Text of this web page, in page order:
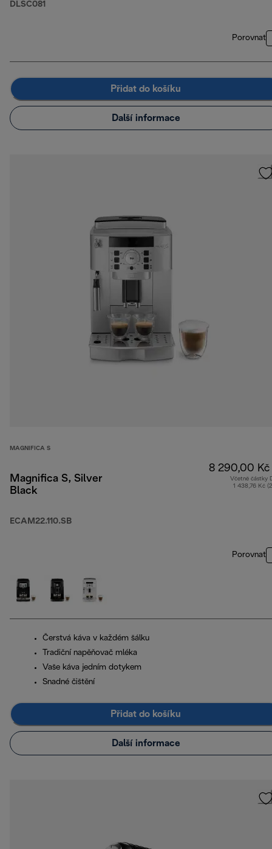
DLSC081
Porovnat
Přidat do košíku
Další informace
MAGNIFICA S
Magnifica S, Silver
Black
ECAM22.110.SB
8 290,00 Kč
Včetně částky
1 438,76 Kč
Porovnat
Čerstvá káva v každém šálku
Tradiční napěňovač mléka
Vaše káva jedním dotykem
Snadné čištění
Přidat do košíku
Další informace